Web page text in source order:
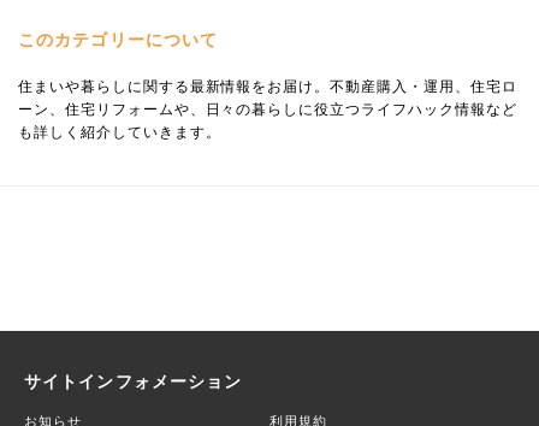
このカテゴリーについて
住まいや暮らしに関する最新情報をお届け。不動産購入・運用、住宅ロ
ーン、住宅リフォームや、日々の暮らしに役立つライフハック情報など
も詳しく紹介していきます。
サイトインフォメーション
お知らせ 利用規約